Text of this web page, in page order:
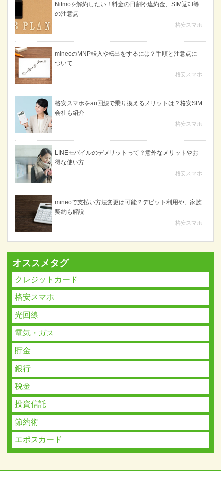
Nifmoを解約したい！料金の日割や違約金、SIM返却等
の注意点
格安スマホ
mineoのMNP転入や転出をするには？手順と注意点に
ついて
格安スマホ
格安スマホをau回線で乗り換えるメリットは？格安SIM
会社も紹介
格安スマホ
LINEモバイルのデメリットって？意外なメリットやお
得な使い方
格安スマホ
mineoで支払い方法変更は可能？デビット利用や、家族
契約も解説
格安スマホ
オススメタグ
クレジットカード
格安スマホ
光回線
電気・ガス
貯金
銀行
税金
投資信託
節約術
エポスカード